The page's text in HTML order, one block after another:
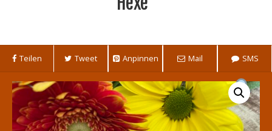
Teilen Tweet Anpinnen Mail SMS